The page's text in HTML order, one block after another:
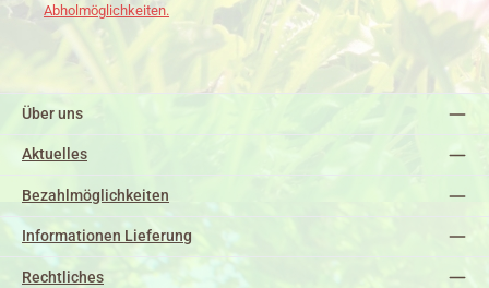
Abholmöglichkeiten.
Über uns
Aktuelles
Bezahlmöglichkeiten
Informationen Lieferung
Rechtliches